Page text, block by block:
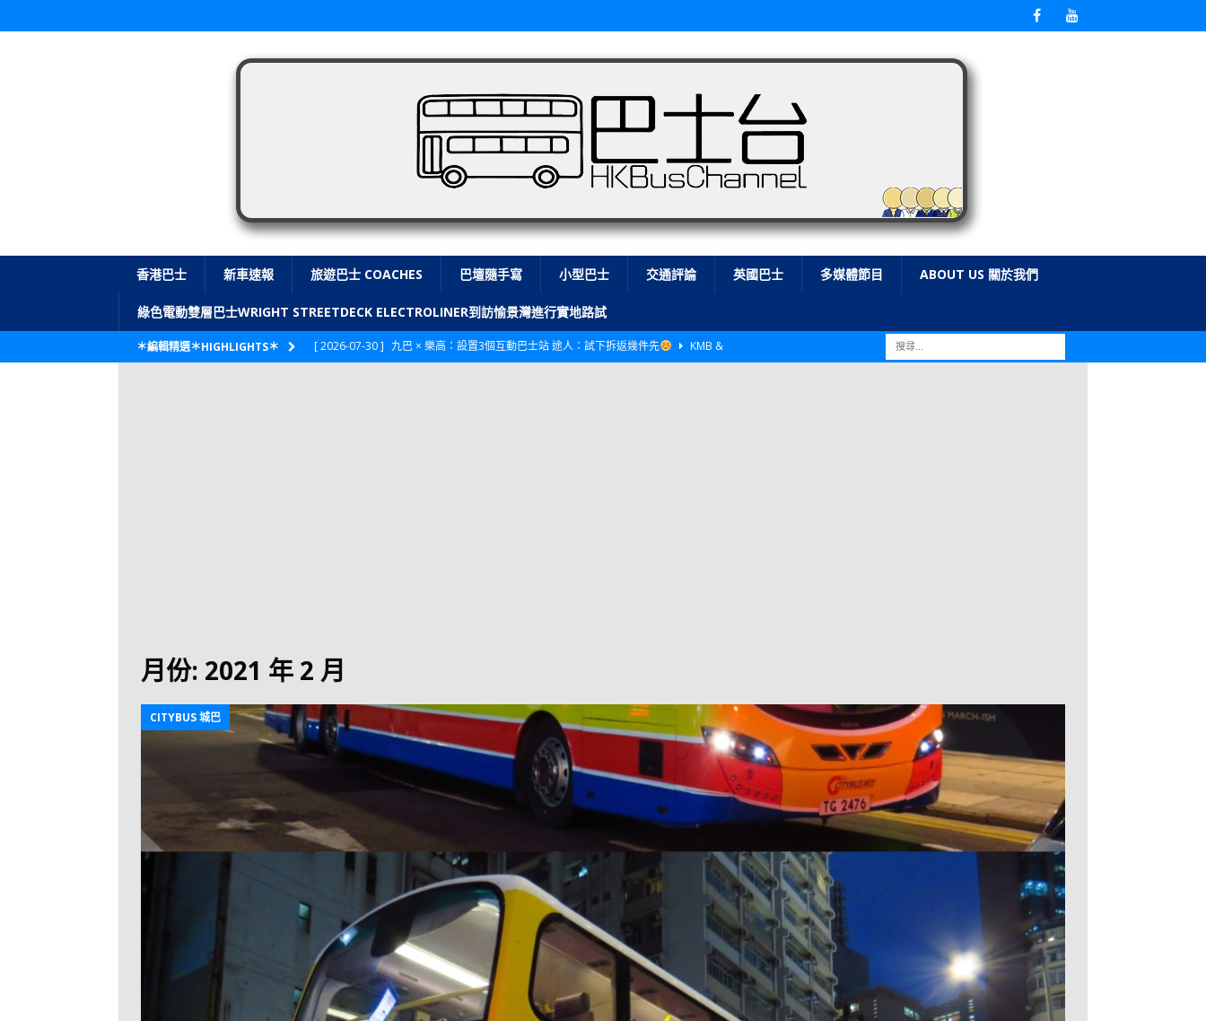
香港巴士 新車速報 旅遊巴士 COACHES 巴壇隨手寫 小型巴士 交通評論 英國巴士 多媒體節目 ABOUT US 關於我們
綠色電動雙層巴士WRIGHT STREETDECK ELECTROLINER到訪愉景灣進行實地路試
＊編輯精選＊HIGHLIGHTS＊ [ 2026-07-30 ] 九巴 × 樂高：設置3個互動巴士站 途人：試下拆返幾件先
KMB &
鐵
[ 2026-06-22 ] Adidas FIFA 世界盃 The Yard 巴士巡遊
CITYBUS 城巴
[ 2026-06-17 ]
城巴開辦「數碼港食飯專線」6.29 啟航 CITYBUS 城巴
月份: 2021 年 2 月
CITYBUS 城巴